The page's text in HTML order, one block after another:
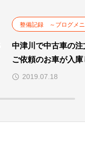
整備記録 ～ブログメ
中津川で中古車の
ご依頼のお車が入
2019.07.18